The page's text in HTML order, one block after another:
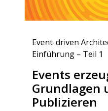
Event-driven
Einführung – Teil 1
Events
Grundlagen
Publizieren